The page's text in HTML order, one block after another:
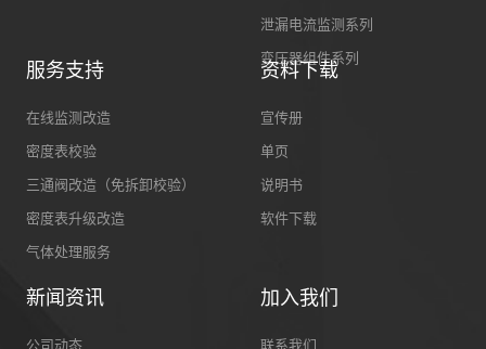
泄漏电流监测系列
变压器组件系列
服务支持
在线监测改造
密度表校验
三通阀改造（免拆卸校验）
密度表升级改造
气体处理服务
资料下载
宣传册
单页
说明书
软件下载
新闻资讯
公司动态
加入我们
联系我们